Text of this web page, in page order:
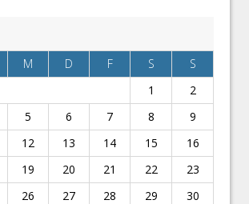
M D F S
S
1
2
5 6 7 8
9
12 13 14 15
16
19 20 21 22
23
26 27 28 29
30